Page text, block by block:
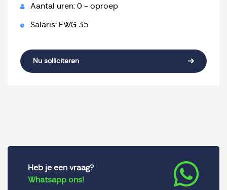
Aantal uren: 0 - oproep
Salaris: FWG 35
Nu solliciteren
Heb je een vraag?
Whatsapp ons!